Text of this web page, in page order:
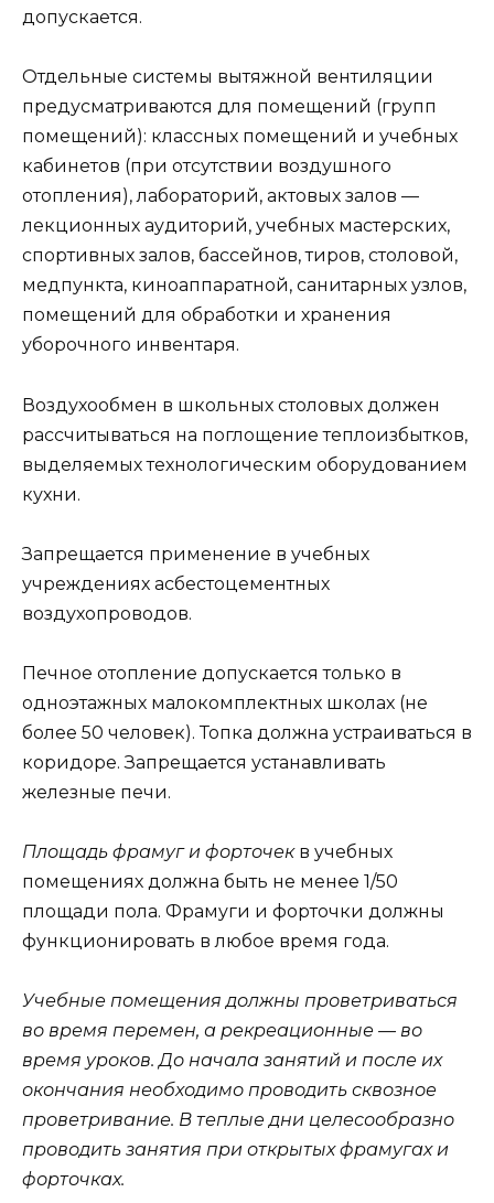
допускается.
Отдельные системы вытяжной вентиляции
предусматриваются для помещений (групп
помещений): классных помещений и учебных
кабинетов (при отсутствии воздушного
отопления), лабораторий, актовых залов —
лекционных аудиторий, учебных мастерских,
спортивных залов, бассейнов, тиров, столовой,
медпункта, киноаппаратной, санитарных узлов,
помещений для обработки и хранения
уборочного инвентаря.
Воздухообмен в школьных столовых должен
рассчитываться на поглощение теплоизбытков,
выделяемых технологическим оборудованием
кухни.
Запрещается применение в учебных
учреждениях асбестоцементных
воздухопроводов.
Печное отопление допускается только в
одноэтажных малокомплектных школах (не
более 50 человек). Топка должна устраиваться в
коридоре. Запрещается устанавливать
железные печи.
Площадь фрамуг и форточек в учебных
помещениях должна быть не менее 1/50
площади пола. Фрамуги и форточки должны
функционировать в любое время года.
Учебные помещения должны проветриваться
во время перемен, а рекреационные — во
время уроков. До начала занятий и после их
окончания необходимо проводить сквозное
проветривание. В теплые дни целесообразно
проводить занятия при открытых фрамугах и
форточках.